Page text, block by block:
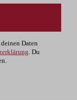
Daten
. Du